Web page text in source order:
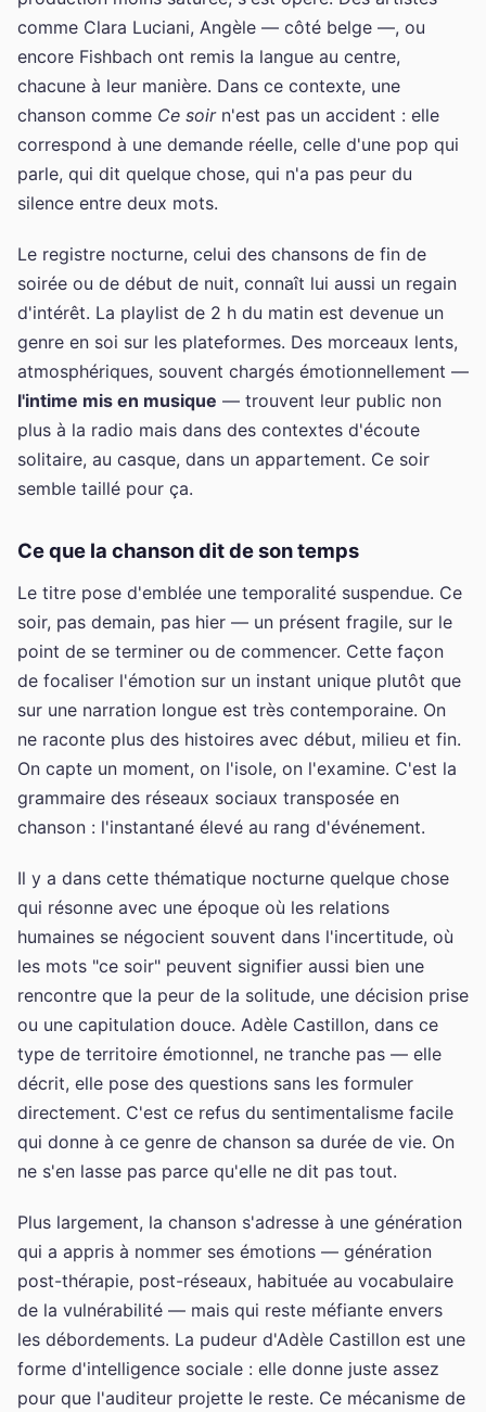
comme Clara Luciani, Angèle — côté belge —, ou
encore Fishbach ont remis la langue au centre,
chacune à leur manière. Dans ce contexte, une
chanson comme Ce soirn'est pas un accident : elle
correspond à une demande réelle, celle d'une pop qui
parle, qui dit quelque chose, qui n'a pas peur du
silence entre deux mots.
Le registre nocturne, celui des chansons de fin de
soirée ou de début de nuit, connaît lui aussi un regain
d'intérêt. La playlist de 2 h du matin est devenue un
genre en soi sur les plateformes. Des morceaux lents,
atmosphériques, souvent chargés émotionnellement —
l'intime mis en musique — trouvent leur public non
plus à la radio mais dans des contextes d'écoute
solitaire, au casque, dans un appartement. Ce soir
semble taillé pour ça.
Ce que la chanson dit de son temps
Le titre pose d'emblée une temporalité suspendue. Ce
soir, pas demain, pas hier — un présent fragile, sur le
point de se terminer ou de commencer. Cette façon
de focaliser l'émotion sur un instant unique plutôt que
sur une narration longue est très contemporaine. On
ne raconte plus des histoires avec début, milieu et fin.
On capte un moment, on l'isole, on l'examine. C'est la
grammaire des réseaux sociaux transposée en
chanson : l'instantané élevé au rang d'événement.
Il y a dans cette thématique nocturne quelque chose
qui résonne avec une époque où les relations
humaines se négocient souvent dans l'incertitude, où
les mots "ce soir" peuvent signifier aussi bien une
rencontre que la peur de la solitude, une décision prise
ou une capitulation douce. Adèle Castillon, dans ce
type de territoire émotionnel, ne tranche pas — elle
décrit, elle pose des questions sans les formuler
directement. C'est ce refus du sentimentalisme facile
qui donne à ce genre de chanson sa durée de vie. On
ne s'en lasse pas parce qu'elle ne dit pas tout.
Plus largement, la chanson s'adresse à une génération
qui a appris à nommer ses émotions — génération
post-thérapie, post-réseaux, habituée au vocabulaire
de la vulnérabilité — mais qui reste méfiante envers
les débordements. La pudeur d'Adèle Castillon est une
forme d'intelligence sociale : elle donne juste assez
pour que l'auditeur projette le reste. Ce mécanisme de